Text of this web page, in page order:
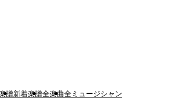
譜新着楽譜全楽曲全ミュージシャン